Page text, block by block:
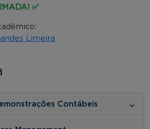
✅
Limeira
Contábeis